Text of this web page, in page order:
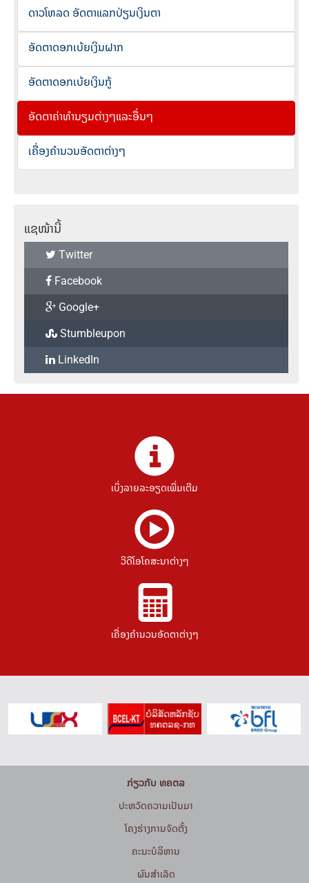
ດາວໂຫລດ ອັດຕາແລກປ່ຽນເງິນຕາ
ອັດຕາດອກເບ້ຍເງິນຝາກ
ອັດຕາດອກເບ້ຍເງິນກູ້
ອັດຕາຄ່າທຳນຽມຕ່າງໆແລະອື່ນໆ
ເຄື່ອງຄຳນວນອັດຕາຕ່າງໆ
ແຊໜ້ານີ້
Twitter
Facebook
Google+
Stumbleupon
LinkedIn
ເບິ່ງລາຍລະອຽດເພີ່ມເຕີມ
ວີດີໂອໂຄສະນາຕ່າງໆ
ເຄື່ອງຄຳນວນອັດຕາຕ່າງໆ
ກ່ຽວກັບ ທຄຕລ
ປະຫວັດຄວາມເປັນມາ
ໂຄງຮ່າງການຈັດຕັ້ງ
ຄະນະບໍລິຫານ
ຜົນສຳເລັດ